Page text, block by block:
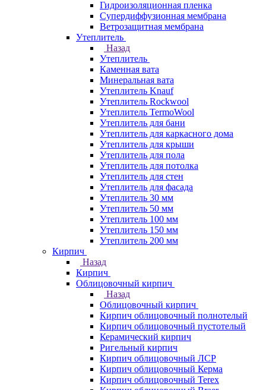
Гидроизоляционная пленка
Супердиффузионная мембрана
Ветрозащитная мембрана
Утеплитель
Назад
Утеплитель
Каменная вата
Минеральная вата
Утеплитель Knauf
Утеплитель Rockwool
Утеплитель TermoWool
Утеплитель для бани
Утеплитель для каркасного дома
Утеплитель для крыши
Утеплитель для пола
Утеплитель для потолка
Утеплитель для стен
Утеплитель для фасада
Утеплитель 30 мм
Утеплитель 50 мм
Утеплитель 100 мм
Утеплитель 150 мм
Утеплитель 200 мм
Кирпич
Назад
Кирпич
Облицовочный кирпич
Назад
Облицовочный кирпич
Кирпич облицовочный полнотелый
Кирпич облицовочный пустотелый
Керамический кирпич
Ригельный кирпич
Кирпич облицовочный ЛСР
Кирпич облицовочный Керма
Кирпич облицовочный Terex